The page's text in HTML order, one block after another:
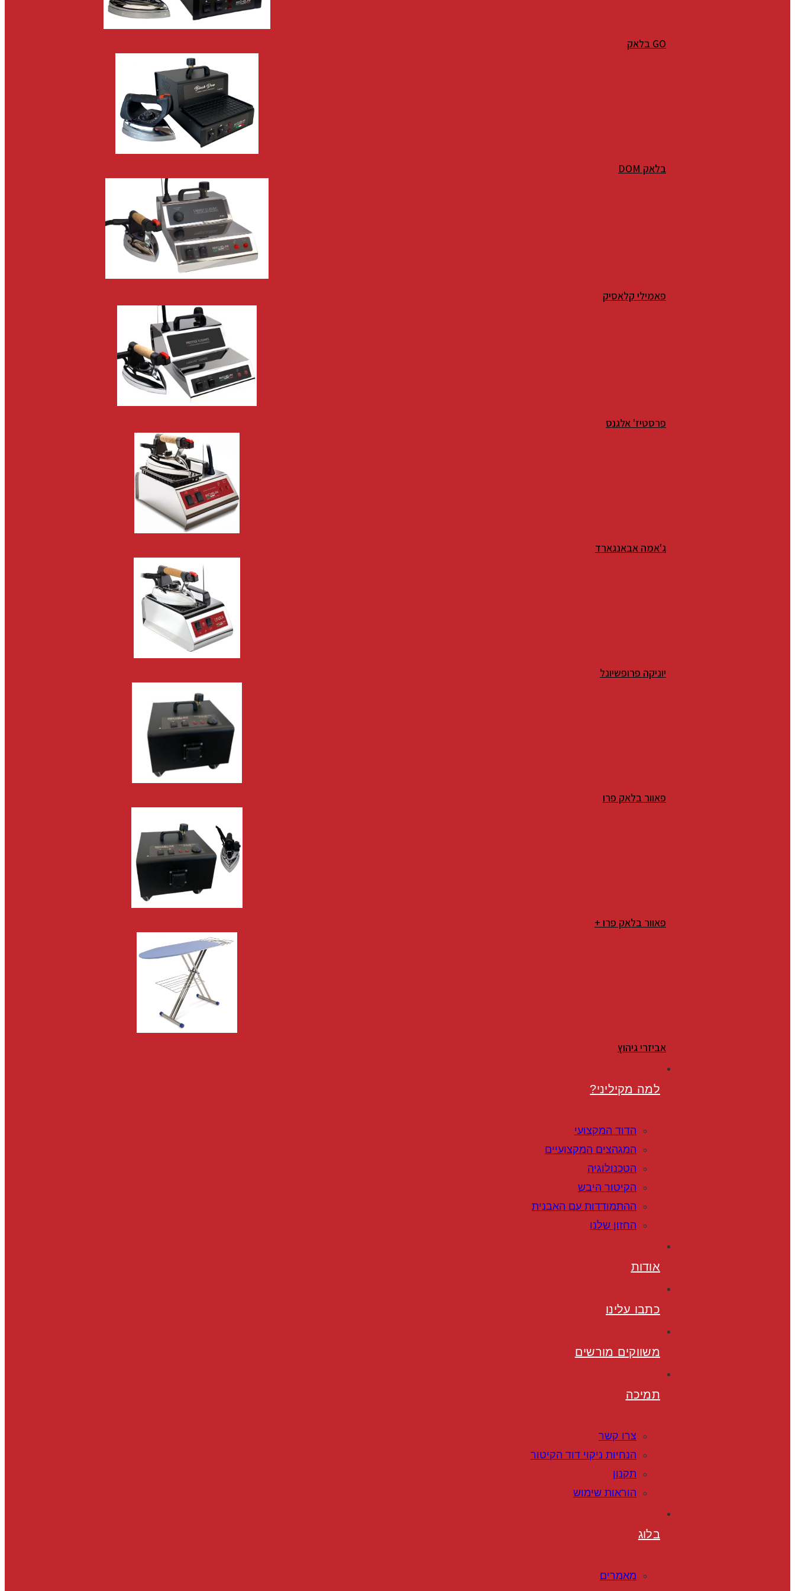
GO בלאק
בלאק DOM
פאמילי קלאסיק
פרסטיז' אלגנס
ג'אמה אבאנגארד
יוניקה פרופשיונל
פאוור בלאק פרו
פאוור בלאק פרו +
אביזרי גיהוץ
למה מקיליני?
הדוד המקצועי
המגהצים המקצועיים
הטכנולוגיה
הקיטור היבש
ההתמודדות עם האבנית
החזון שלנו
אודות
כתבו עלינו
משווקים מורשים
תמיכה
צרו קשר
הנחיות ניקוי דוד הקיטור
תקנון
הוראות שימוש
בלוג
מאמרים